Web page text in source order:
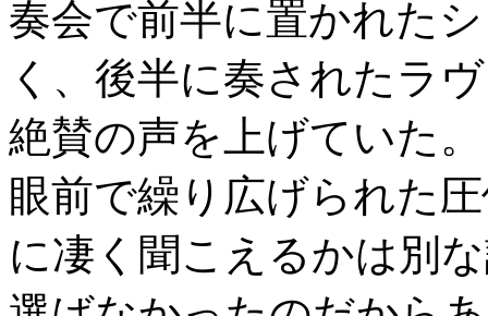
奏会で前半に置かれた
く、後半に奏されたラ
絶賛の声を上げていた
眼前で繰り広げられた
に凄く聞こえるかは別